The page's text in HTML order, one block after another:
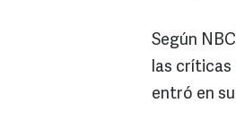
Según
las críticas
entró en su